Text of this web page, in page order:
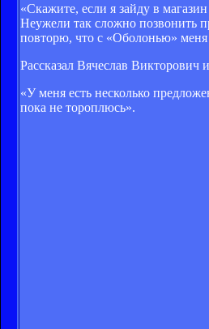
«Скажите, если я зайду в
Неужели так сложно позвонить
повторю, что с «Оболонью»
Рассказал Вячеслав Викторович
«У меня есть несколько
пока не тороплюсь».